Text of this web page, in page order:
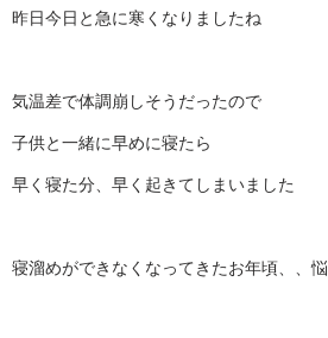
昨日今日と急に寒くなりましたね
気温差で体調崩しそうだったので
子供と一緒に早めに寝たら
早く寝た分、早く起きてしまいました
寝溜めができなくなってきたお年頃、、悩